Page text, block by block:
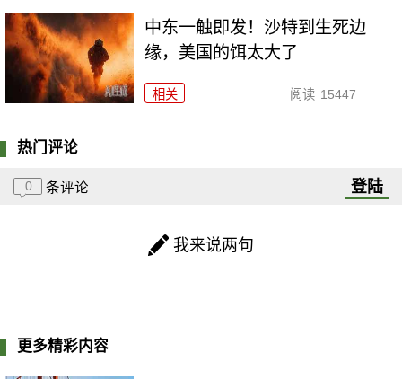
中东一触即发！沙特到生死边
缘，美国的饵太大了
相关 阅读 15447
热门评论
0 条评论 登陆
我来说两句
更多精彩内容